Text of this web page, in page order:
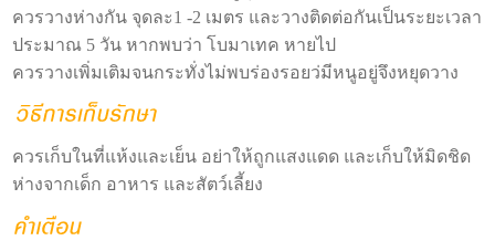
ควรวางห่างกัน จุดละ1 -2 เมตร และวางติดต่อกันเป็นระยะเวลา
ประมาณ 5 วัน หากพบว่า โบมาเทค หายไป
ควรวางเพิ่มเติมจนกระทั่งไม่พบร่องรอยว่มีหนูอยู่จึงหยุดวาง
ควรเก็บในที่แห้งและเย็น อย่าให้ถูกแสงแดด และเก็บให้มิดชิด
ห่างจากเด็ก อาหาร และสัตว์เลี้ยง